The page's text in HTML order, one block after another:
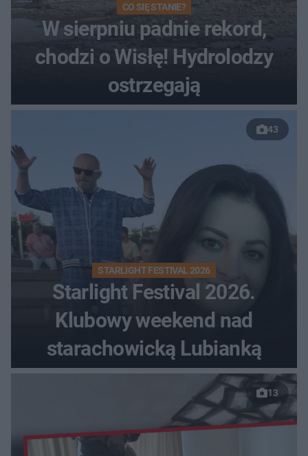
CO SIĘ STANIE?
W sierpniu padnie rekord,
chodzi o Wisłę! Hydrolodzy
ostrzegają
43
STARLIGHT FESTIVAL 2026
Starlight Festival 2026.
Klubowy weekend nad
starachowicką Lubianką
13